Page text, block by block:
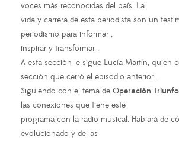
voces más reconocidas del país. La
vida y carrera de esta periodista son un
periodismo para informar ,
inspirar y transformar .
A esta sección le sigue Lucía Martín, quien
sección que cerró el episodio anterior .
Siguiendo con el tema de Operación Triunfo
las conexiones que tiene este
programa con la radio musical. Hablará de
evolucionado y de las